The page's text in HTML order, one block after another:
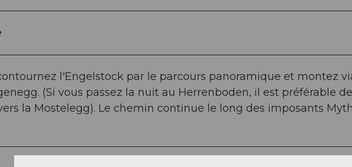
l'Engelstock par le parcours panoramique et montez
(Si vous passez la nuit au Herrenboden, il est préférable de
la Mostelegg). Le chemin continue le long des imposants